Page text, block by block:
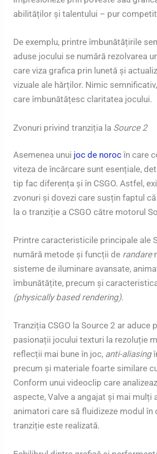
abilităților și talentului – pur
De exemplu, printre îmbunătățirile
aduse jocului se numără rezolvarea
care viza grafica prin lunetă și
vizuale ale hărților. Nimic
care îmbunătățesc claritatea jocului.
Zvonuri privind tranziția la Source 2
Asemenea unui joc de noroc în care
viteza de încărcare sunt esențiale,
tip fac diferența și în CSGO. Astfel,
zvonuri și dovezi care susțin faptul
la o tranziție a CSGO către motorul
Printre caracteristicile principale ale
numără metode și funcții de randare
sisteme de iluminare avansate,
îmbunătățite, precum și
(physically based rendering).
Tranziția CSGO la Source 2 ar aduce
pasionații jocului texturi la rezoluție
reflecții mai bune în joc, anti-aliasing
precum și materiale foarte similare
Conform unui videoclip care
aspecte, Valve a angajat și mai mulți
animatori care să fluidizeze modul în
tranziție este realizată.